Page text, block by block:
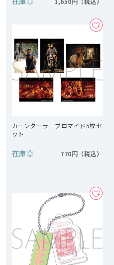
カーンターラ ブロマイド5枚セ
ット
在庫◎ 770円